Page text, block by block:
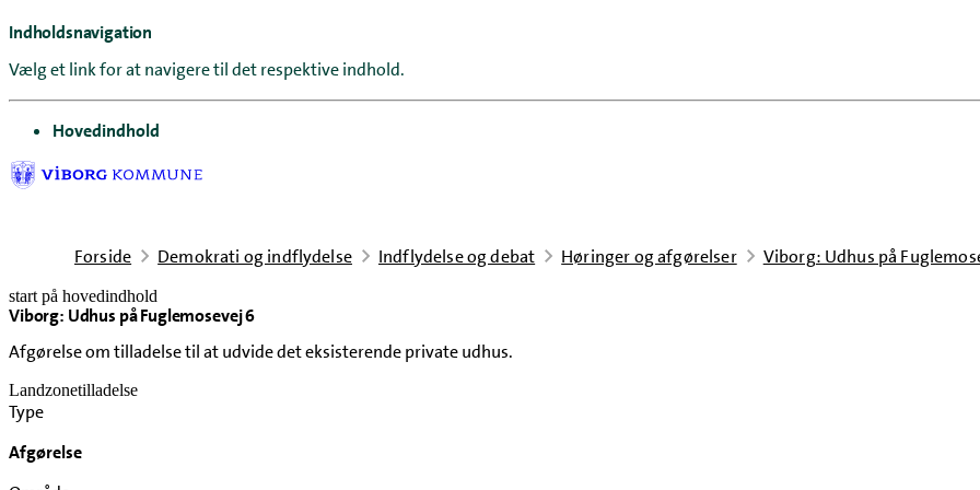
Indholdsnavigation
Vælg et link for at navigere til det respektive indhold.
gå til
Hovedindhold
Forside Demokrati og indflydelse Indflydelse og debat Høringer og afgørelser Viborg: Udhus på
start på hovedindhold
Viborg: Udhus på Fuglemosevej 6
Afgørelse om tilladelse til at udvide det eksisterende private udhus.
senest opdateret 16. juni 2026
Landzonetilladelse
Type
Afgørelse